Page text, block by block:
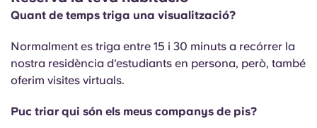
Compte Llengua
English (US)
Selecciona un país
Selecciona una ciutat
Italian French
Portuguese
Quant de temps triga una visualització?
Normalment es triga entre 15 i 30 minuts a recórrer la
nostra residència d'estudiants en persona, però, també
oferim visites virtuals.
Puc triar qui són els meus companys de pis?